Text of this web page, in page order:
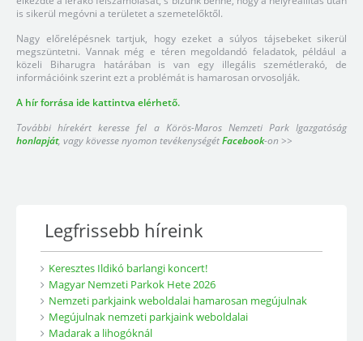
is sikerül megóvni a területet a szemetelőktől.
Nagy előrelépésnek tartjuk, hogy ezeket a súlyos tájsebeket sikerül
megszüntetni. Vannak még e téren megoldandó feladatok, például a
közeli Biharugra határában is van egy illegális szemétlerakó, de
információink szerint ezt a problémát is hamarosan orvosolják.
A hír forrása ide kattintva elérhető.
További hírekért keresse fel a Körös-Maros Nemzeti Park Igazgatóság
honlapját, vagy kövesse nyomon tevékenységétFacebook-on >>
Legfrissebb híreink
Keresztes Ildikó barlangi koncert!
Magyar Nemzeti Parkok Hete 2026
Nemzeti parkjaink weboldalai hamarosan megújulnak
Megújulnak nemzeti parkjaink weboldalai
Madarak a lihogóknál